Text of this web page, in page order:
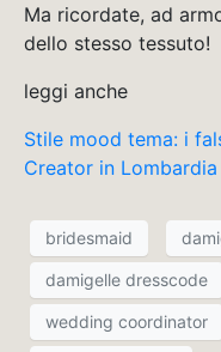
Ma ricordate, ad
dello stesso tessuto!
leggi anche
Stile mood tema: i
Creator in
bridesmaid
damigelle dresscode
wedding coordinator